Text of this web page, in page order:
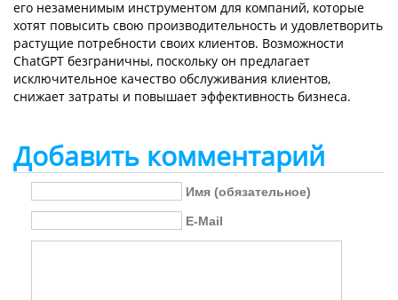
его незаменимым инструментом для компаний, которые
хотят повысить свою производительность и удовлетворить
растущие потребности своих клиентов. Возможности
ChatGPT безграничны, поскольку он предлагает
исключительное качество обслуживания клиентов,
снижает затраты и повышает эффективность бизнеса.
Добавить комментарий
Имя (обязательное)
E-Mail